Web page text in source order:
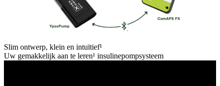
Slim ontwerp, klein en intuïtief¹
Uw gemakkelijk aan te leren¹ insulinepompsysteem